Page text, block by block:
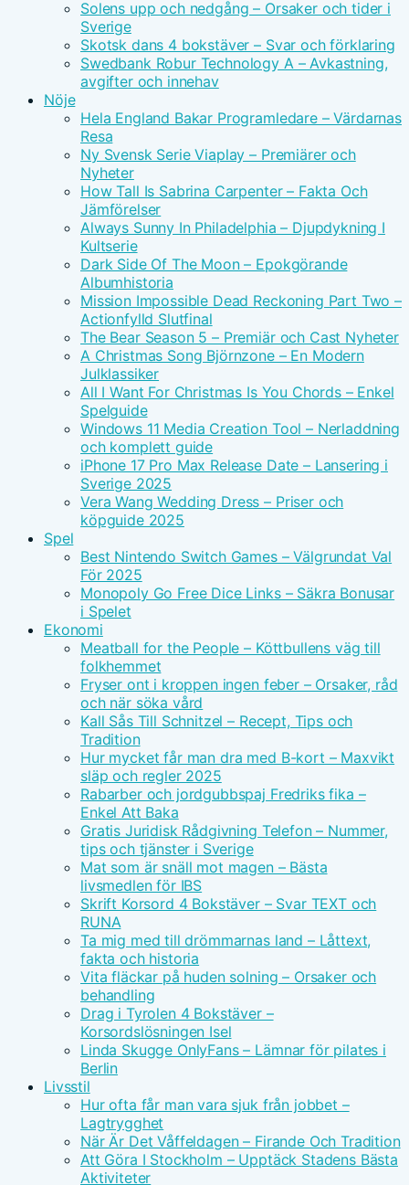
Solens upp och nedgång – Orsaker och tider i
Sverige
Skotsk dans 4 bokstäver – Svar och förklaring
Swedbank Robur Technology A – Avkastning,
avgifter och innehav
Nöje
Hela England Bakar Programledare – Värdarnas
Resa
Ny Svensk Serie Viaplay – Premiärer och
Nyheter
How Tall Is Sabrina Carpenter – Fakta Och
Jämförelser
Always Sunny In Philadelphia – Djupdykning I
Kultserie
Dark Side Of The Moon – Epokgörande
Albumhistoria
Mission Impossible Dead Reckoning Part Two –
Actionfylld Slutfinal
The Bear Season 5 – Premiär och Cast Nyheter
A Christmas Song Björnzone – En Modern
Julklassiker
All I Want For Christmas Is You Chords – Enkel
Spelguide
Windows 11 Media Creation Tool – Nerladdning
och komplett guide
iPhone 17 Pro Max Release Date – Lansering i
Sverige 2025
Vera Wang Wedding Dress – Priser och
köpguide 2025
Spel
Best Nintendo Switch Games – Välgrundat Val
För 2025
Monopoly Go Free Dice Links – Säkra Bonusar
i Spelet
Ekonomi
Meatball for the People – Köttbullens väg till
folkhemmet
Fryser ont i kroppen ingen feber – Orsaker, råd
och när söka vård
Kall Sås Till Schnitzel – Recept, Tips och
Tradition
Hur mycket får man dra med B-kort – Maxvikt
släp och regler 2025
Rabarber och jordgubbspaj Fredriks fika –
Enkel Att Baka
Gratis Juridisk Rådgivning Telefon – Nummer,
tips och tjänster i Sverige
Mat som är snäll mot magen – Bästa
livsmedlen för IBS
Skrift Korsord 4 Bokstäver – Svar TEXT och
RUNA
Ta mig med till drömmarnas land – Låttext,
fakta och historia
Vita fläckar på huden solning – Orsaker och
behandling
Drag i Tyrolen 4 Bokstäver –
Korsordslösningen Isel
Linda Skugge OnlyFans – Lämnar för pilates i
Berlin
Livsstil
Hur ofta får man vara sjuk från jobbet –
Lagtrygghet
När Är Det Våffeldagen – Firande Och Tradition
Att Göra I Stockholm – Upptäck Stadens Bästa
Aktiviteter